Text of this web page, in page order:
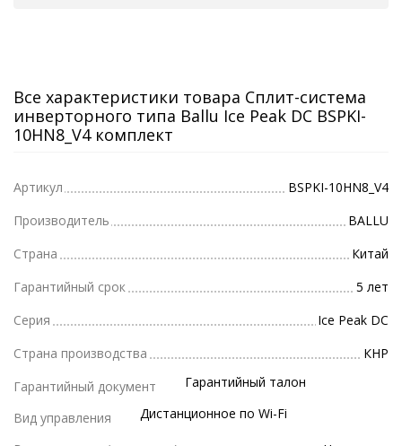
Все характеристики товара Сплит-система
инверторного типа Ballu Ice Peak DC BSPKI-
10HN8_V4 комплект
Артикул
BSPKI-10HN8_V4
Производитель
BALLU
Страна
Китай
Гарантийный срок
5 лет
Серия
Ice Peak DC
Страна производства
КНР
Гарантийный документ
Гарантийный талон
Вид управления Дистанционное по Wi-Fi